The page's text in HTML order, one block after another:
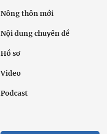
Nông thôn mới
Nội dung chuyên đề
Hồ sơ
Video
Podcast